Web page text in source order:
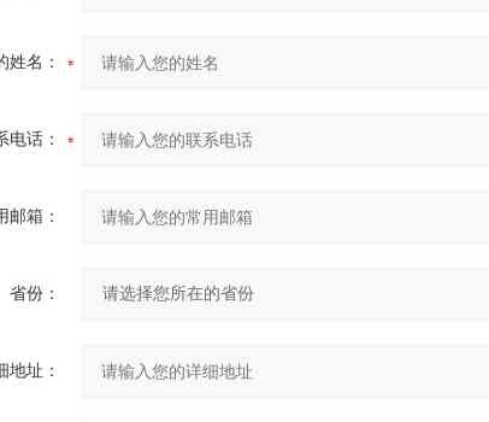
姓名：
电话：
邮箱：
省份：
地址：